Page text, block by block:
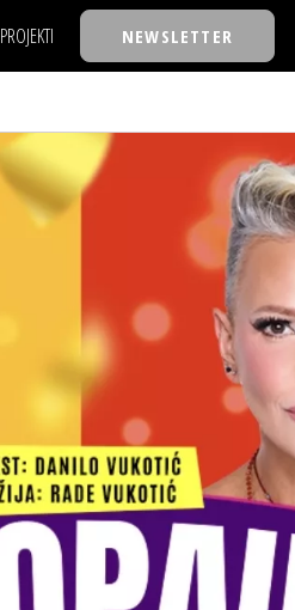
PROJEKTI
TASTY TALKS
30 ISPOD 30
BACK TO OFFICE/SCHOOL
BIZKOLEGIJUM
BMW BIZNIS LIGA
BIZLIFE WEEK
IZJAVA GODINE
NEWSLETTER
NAJKOLEGA
30 ISPOD 30
BACK TO OFFICE/SCHOOL
BIZBENDOVI
BMW BIZNIS LIGA
BIZLIFE WEEK
IZJAVA GODINE